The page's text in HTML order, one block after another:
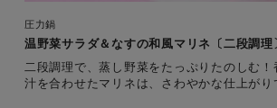
圧力鍋
温野菜サラダ＆なすの和風マリネ〔二段調理
二段調理で、蒸し野菜をたっぷりたのしむ！
汁を合わせたマリネは、さわやかな仕上がり